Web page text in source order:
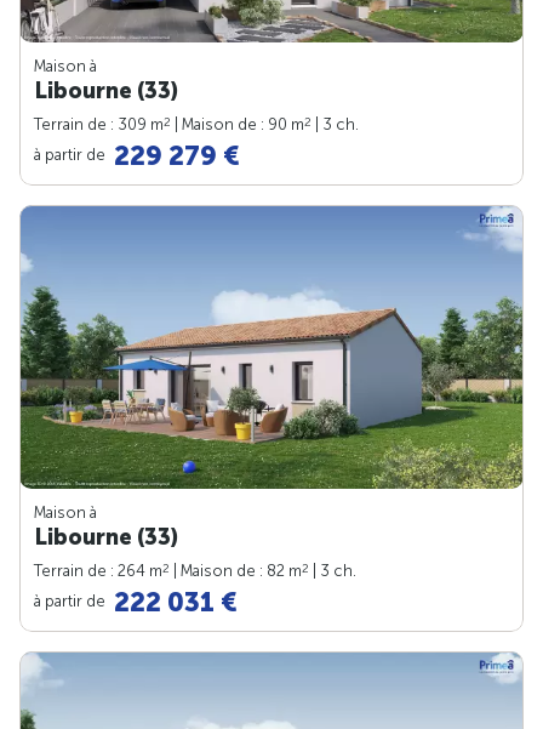
Maison à
Libourne (33)
Terrain de : 309 m2 | Maison de : 90 m2
| 3 ch.
à partir de 229 279 €
Maison à
Libourne (33)
Terrain de : 264 m2 | Maison de : 82 m2
| 3 ch.
à partir de 222 031 €